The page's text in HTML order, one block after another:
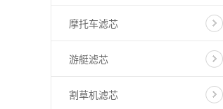
摩托车滤芯
游艇滤芯
割草机滤芯